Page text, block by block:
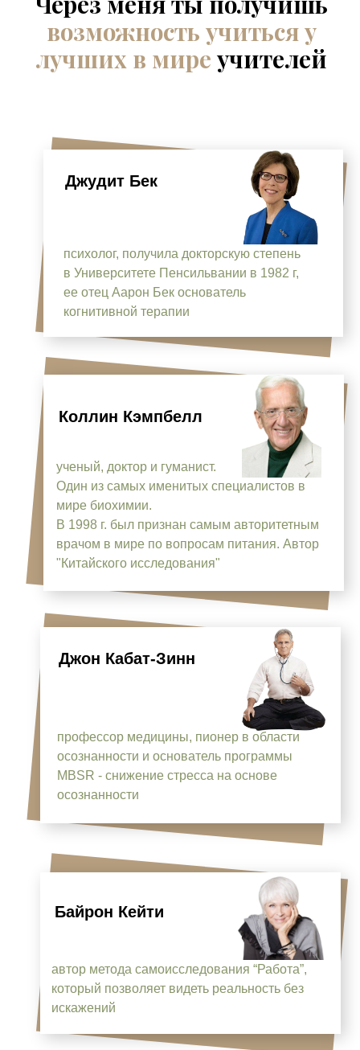
Коллин Кэмпбелл
Джон Кабат-Зинн
профессор медицины, пионер в области
осознанности и основатель программы
MBSR - снижение стресса на основе
осознанности
возможность учиться у
лучших в мире учителей
ученый, доктор и гуманист.
Один из самых именитых специалистов в
мире биохимии.
В 1998 г. был признан самым авторитетным
врачом в мире по вопросам питания. Автор
"Китайского исследования"
автор метода самоисследования “Работа”,
который позволяет видеть реальность без
искажений
Байрон Кейти
Джудит Бек
психолог, получила докторскую степень
в Университете Пенсильвании в 1982 г,
ее отец Аарон Бек основатель
когнитивной терапии